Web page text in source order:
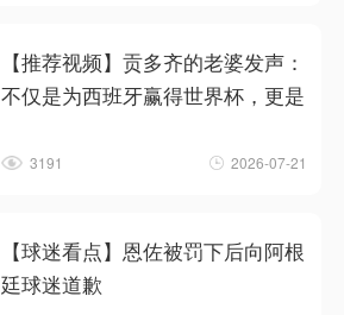
【推荐视频】贡多齐的老婆发声：
不仅是为西班牙赢得世界杯，更是
3191 2026-07-21
【球迷看点】恩佐被罚下后向阿根
廷球迷道歉